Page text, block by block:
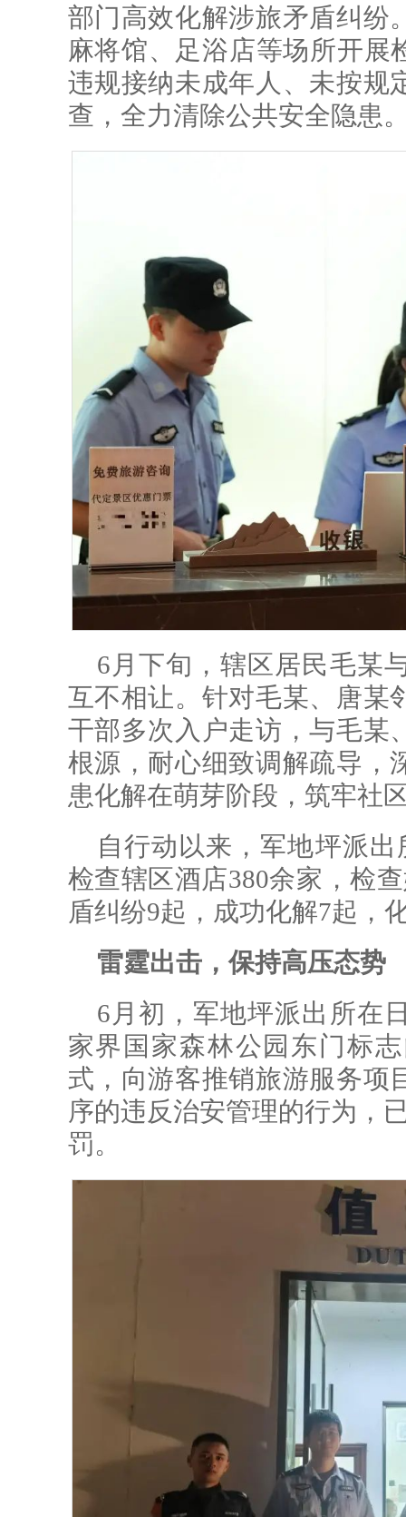
部门高效化解涉旅矛盾纠纷
麻将馆、足浴店等场所开展
违规接纳未成年人、未按规
查，全力清除公共安全隐患
6月下旬，辖区居民毛某
互不相让。针对毛某、唐某
干部多次入户走访，与毛某
根源，耐心细致调解疏导，
患化解在萌芽阶段，筑牢社
自行动以来，军地坪派
检查辖区酒店380余家，检
盾纠纷9起，成功化解7起，
雷霆出击，保持高压态势
6月初，军地坪派出所在
家界国家森林公园东门标
式，向游客推销旅游服务项
序的违反治安管理的行为，
罚。